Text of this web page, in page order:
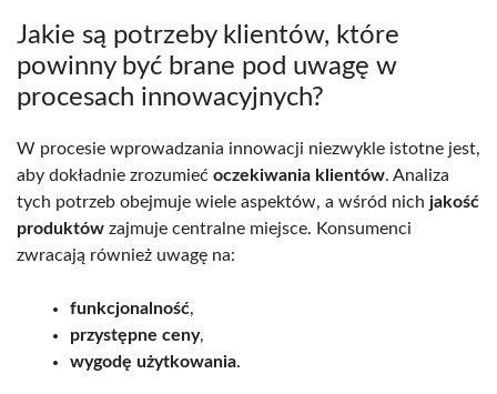
Jakie są potrzeby klientów, które
powinny być brane pod uwagę w
procesach innowacyjnych?
W procesie wprowadzania innowacji niezwykle istotne jest,
aby dokładnie zrozumieć oczekiwania klientów. Analiza
tych potrzeb obejmuje wiele aspektów, a wśród nich jakość
produktów zajmuje centralne miejsce. Konsumenci
zwracają również uwagę na:
funkcjonalność,
przystępne ceny,
wygodę użytkowania.